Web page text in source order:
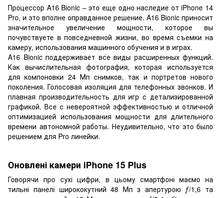
Процессор A16 Bionic – это еще одно наследие от iPhone 14
Pro, и это вполне оправданное решение. A16 Bionic приносит
значительное увеличение мощности, которое вы
почувствуете в повседневной жизни, во время съемки на
камеру, использования машинного обучения и в играх.
A16 Bionic поддерживает все виды расширенных функций.
Как вычислительная фотография, которая используется
для компоновки 24 Мп снимков, так и портретов нового
поколения. Голосовая изоляция для телефонных звонков. И
плавная производительность для игр с детализированной
графикой. Все с невероятной эффективностью и отличной
оптимизацией использования мощности для длительного
времени автономной работы. Неудивительно, что это было
решением для Pro линейки.
Оновлені камери iPhone 15 Plus
Говорячи про сухі цифри, в цьому смартфоні маємо на
тильні панелі ширококутний 48 Мп з апертурою ƒ/1,6 та